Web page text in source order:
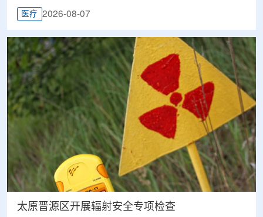
医疗 2026-08-07
太原晋源区开展辐射安全专项检查